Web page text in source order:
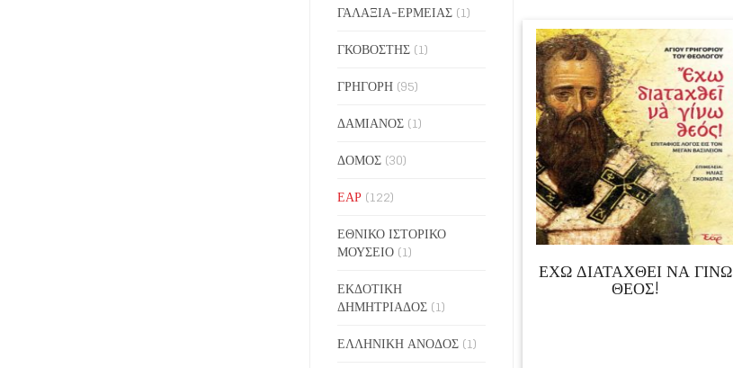
ΕΧΩ ΔΙΑΤΑΧΘΕΙ ΝΑ ΓΙΝΩ
ΘΕΟΣ!
ΓΑΛΑΞΙΑ-ΕΡΜΕΙΑΣ (1)
ΓΚΟΒΟΣΤΗΣ (1)
ΓΡΗΓΟΡΗ (95)
ΔΑΜΙΑΝΟΣ (1)
ΔΟΜΟΣ (30)
ΕΑΡ (122)
ΕΘΝΙΚΟ ΙΣΤΟΡΙΚΟ
ΜΟΥΣΕΙΟ (1)
ΕΚΔΟΤΙΚΗ
ΔΗΜΗΤΡΙΑΔΟΣ (1)
ΕΛΛΗΝΙΚΗ ΑΝΟΔΟΣ (1)